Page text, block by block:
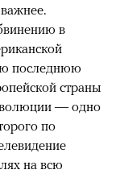
в
последнюю
страны
— одно
по
на всю